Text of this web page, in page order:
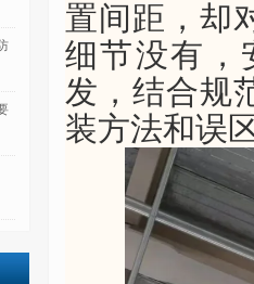
置间距，却
细节没有，
发，结合规
装方法和误